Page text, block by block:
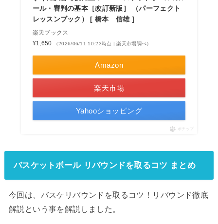
ール・審判の基本［改訂新版］ （パーフェクト
レッスンブック） [ 橋本 信雄 ]
楽天ブックス
¥1,650
（2026/06/11 10:23時点 | 楽天市場調べ）
Amazon
楽天市場
Yahooショッピング
ポチップ
バスケットボール リバウンドを取るコツ まとめ
今回は、バスケリバウンドを取るコツ！リバウンド徹底
解説という事を解説しました。